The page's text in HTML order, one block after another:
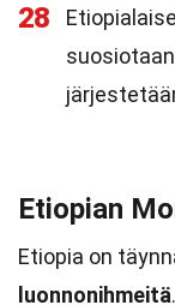
28
Etiopian
Etiopia on
luonnonihmeitä